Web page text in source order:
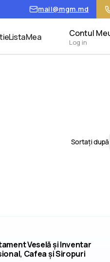
mail@mgm.md
Lista Mea Contul
Log in
Sortați după
Veselă și Inventar
Cafea și Siropuri